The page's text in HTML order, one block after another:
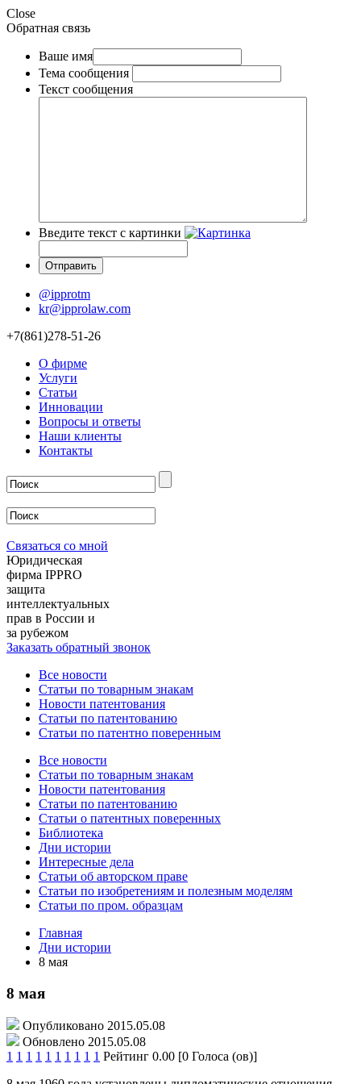
Close
Обратная связь
Ваше имя
Тема сообщения
Текст сообщения
Введите текст с картинки
@ipprotm
kr@ipprolaw.com
+7(861)278-51-26
О фирме
Услуги
Статьи
Инновации
Вопросы и ответы
Наши клиенты
Контакты
Связаться со мной
Юридическая
фирма IPPRO
защита
интеллектуальных
прав в России и
за рубежом
Заказать обратный звонок
Все новости
Статьи по товарным знакам
Новости патентования
Статьи по патентованию
Статьи по патентно поверенным
Все новости
Статьи по товарным знакам
Новости патентования
Статьи по патентованию
Статьи о патентных поверенных
Библиотека
Дни истории
Интересные дела
Статьи об авторском праве
Статьи по изобретениям и полезным моделям
Статьи по пром. образцам
Главная
Дни истории
8 мая
8 мая
Опубликовано 2015.05.08
Обновлено 2015.05.08
1 1 1 1 1 1 1 1 1 1 Рейтинг 0.00 [0 Голоса (ов)]